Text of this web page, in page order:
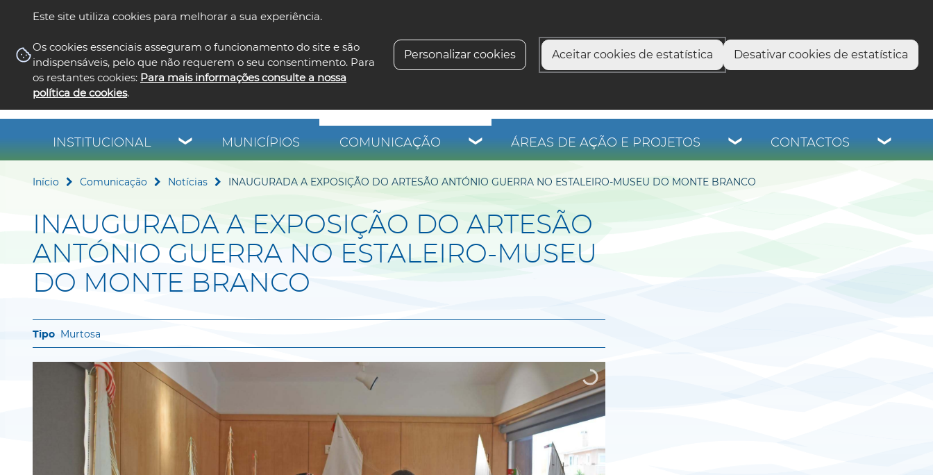
Este site utiliza cookies para melhorar a sua experiência.
Os cookies essenciais asseguram o funcionamento do site e são
indispensáveis, pelo que não requerem o seu consentimento. Para
os restantes cookies: Para mais informações consulte a nossa
política de cookies.
Personalizar cookies Aceitar cookies de estatística Desativar cookies de estatística
INSTITUCIONAL MUNICÍPIOS COMUNICAÇÃO ÁREAS DE AÇÃO E PROJETOS CONTACTOS
Início Comunicação Notícias INAUGURADA A EXPOSIÇÃO DO ARTESÃO ANTÓNIO GUERRA NO ESTALEIRO-MUSEU DO MONTE BRANCO
INAUGURADA A EXPOSIÇÃO DO ARTESÃO
ANTÓNIO GUERRA NO ESTALEIRO-MUSEU
DO MONTE BRANCO
Murtosa